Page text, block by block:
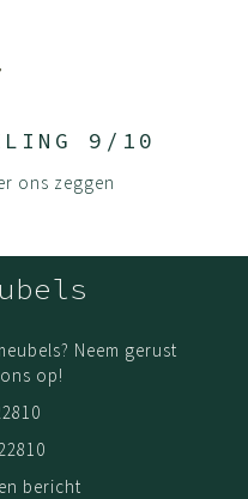
9/10
ons zeggen
Neem gerust
op!
bericht